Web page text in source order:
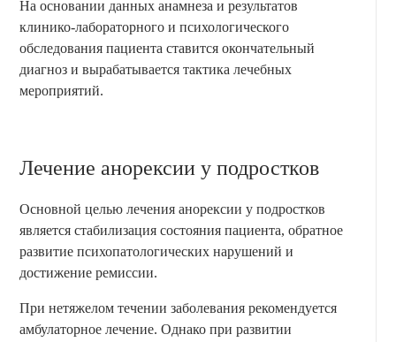
На основании данных анамнеза и результатов
клинико-лабораторного и психологического
обследования пациента ставится окончательный
диагноз и вырабатывается тактика лечебных
мероприятий.
Лечение анорексии у подростков
Основной целью лечения анорексии у подростков
является стабилизация состояния пациента, обратное
развитие психопатологических нарушений и
достижение ремиссии.
При нетяжелом течении заболевания рекомендуется
амбулаторное лечение. Однако при развитии